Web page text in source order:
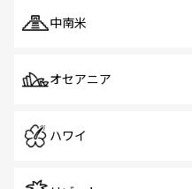
中南米
オセアニア
ハワイ